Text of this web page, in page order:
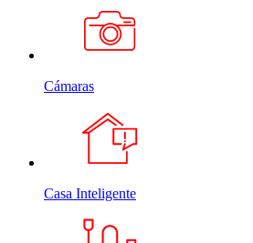
Cámaras
Casa Inteligente